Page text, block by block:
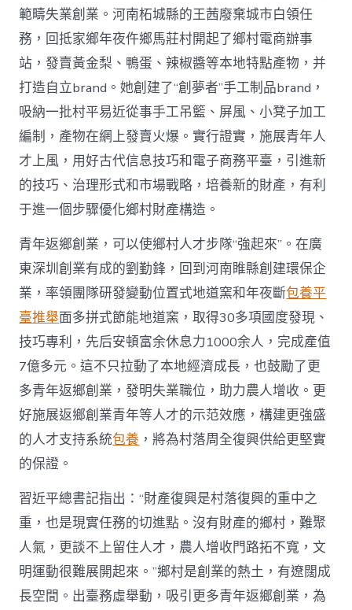
範疇失業創業。河南柘城縣的王茜廢棄城市白領任
務，回抵家鄉年夜仵鄉馬莊村開起了鄉村電商辦事
站，發賣黃金梨、鴨蛋、辣椒醬等本地特點產物，并
打造自立brand。她創建了“創夢者”手工制品brand，
吸納一批村平易近從事手工吊籃、屏風、小凳子加工
編制，產物在網上發賣火爆。實行證實，施展青年人
才上風，用好古代信息技巧和電子商務平臺，引進新
的技巧、治理形式和市場戰略，培養新的財產，有利
于進一個步驟優化鄉村財產構造。
青年返鄉創業，可以使鄉村人才步隊“強起來”。在廣
東深圳創業有成的劉勤鋒，回到河南睢縣創建環保企
業，率領團隊研發變動位置式地道窯和年夜斷包養平
臺推舉面多拼式節能地道窯，取得30多項國度發現、
技巧專利，先后安頓富余休息力1000余人，完成產值
7億多元。這不只拉動了本地經濟成長，也鼓勵了更
多青年返鄉創業，發明失業職位，助力農人增收。更
好施展返鄉創業青年等人才的示范效應，構建更強盛
的人才支持系統包養 ，將為村落周全復興供給更堅實
的保證。
習近平總書記指出：“財產復興是村落復興的重中之
重，也是現實任務的切進點。沒有財產的鄉村，難聚
人氣，更談不上留住人才，農人增收門路拓不寬，文
明運動很難展開起來。”鄉村是創業的熱土，有遼闊成
長空間。出臺務虛舉動，吸引更多青年返鄉創業，為